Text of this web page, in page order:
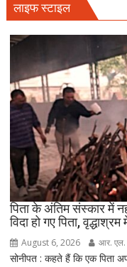
लाइफ स्टाइल
पिता के अंतिम संस्कार में
विदा हो गए पिता,
August 6, 2026 आर. एल.
सोनीपत : कहते हैं कि एक पिता